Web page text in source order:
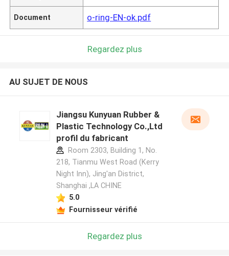
Document o-ring-EN-ok.pdf
Regardez plus
AU SUJET DE NOUS
Jiangsu Kunyuan Rubber &
Plastic Technology Co.,Ltd
profil du fabricant
Room 2303, Building 1, No.
218, Tianmu West Road (Kerry
Night Inn), Jing'an District,
Shanghai ,LA CHINE
5.0
Fournisseur vérifié
Regardez plus